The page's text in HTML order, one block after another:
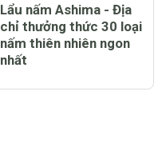
Lẩu nấm Ashima - Địa
chỉ thưởng thức 30 loại
nấm thiên nhiên ngon
nhất